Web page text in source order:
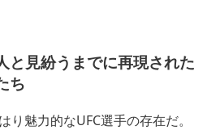
と見紛うまでに再現された
ち
魅力的なUFC選手の存在だ。